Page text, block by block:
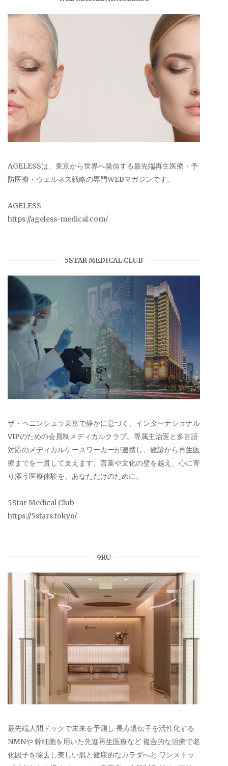
AGELESSは、東京から世界へ発信する最先端再生医療・予
防医療・ウェルネス戦略の専門WEBマガジンです。
AGELESS
https://ageless-medical.com/
5STAR MEDICAL CLUB
ザ・ペニンシュラ東京で静かに息づく、インターナショナル
VIPのための会員制メディカルクラブ。専属主治医と多言語
対応のメディカルケースワーカーが連携し、健診から再生医
療までを一貫して支えます。言葉や文化の壁を越え、心に寄
り添う医療体験を、あなただけのために。
5Star Medical Club
https://5stars.tokyo/
9RU
最先端人間ドックで未来を予測し 長寿遺伝子を活性化する
NMNや 幹細胞を用いた先進再生医療など 複合的な治療で老
化因子を除去し美しい肌と健康的なカラダへと ワンストッ